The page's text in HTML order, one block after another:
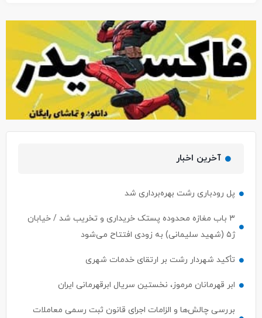
آخرین اخبار
پل رودباری رشت بهره‌برداری شد
۳ باب مغازه محدوده پستک خریداری و تخریب شد / خیابان
ژ۵ (شهید سلیمانی) به زودی افتتاح می‌شود
تأکید شهردار رشت بر ارتقای خدمات شهری
ابر قهرمانان مرموز، نخستین سریال ابرقهرمانی ایران
بررسی چالش‌ها و الزامات اجرای قانون ثبت رسمی معاملات